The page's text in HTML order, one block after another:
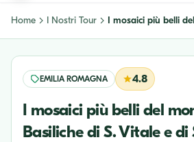
Home I Nostri Tour I mosaici più belli
EMILIA ROMAGNA 4.8
I mosaici più belli del
Basiliche di S. Vitale e